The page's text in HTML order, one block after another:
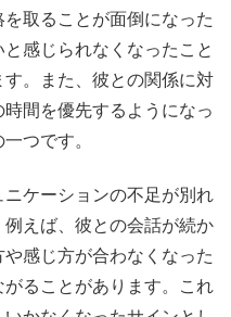
取ることが面倒になった
感じられなくなったこと
。また、彼との関係に対
間を優先するようになっ
つです。
ケーションの不足が別れ
えば、彼との会話が続か
感じ方が合わなくなった
ることがあります。これ